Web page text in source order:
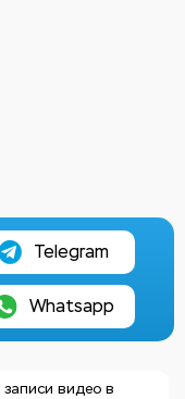
Telegram
Whatsapp
видео в